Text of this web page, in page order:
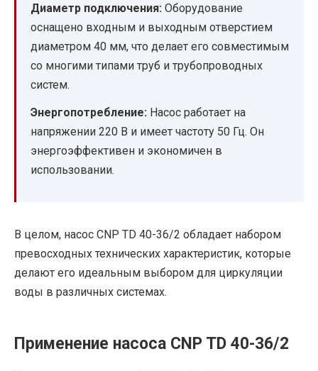
Диаметр подключения: Оборудование
оснащено входным и выходным отверстием
диаметром 40 мм, что делает его совместимым
со многими типами труб и трубопроводных
систем.
Энергопотребление: Насос работает на
напряжении 220 В и имеет частоту 50 Гц. Он
энергоэффективен и экономичен в
использовании.
В целом, насос CNP TD 40-36/2 обладает набором
превосходных технических характеристик, которые
делают его идеальным выбором для циркуляции
воды в различных системах.
Применение насоса CNP TD 40-36/2